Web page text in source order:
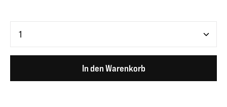
In den Warenkorb